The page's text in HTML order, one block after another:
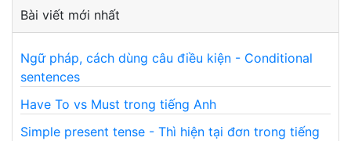
Bài viết mới nhất
Ngữ pháp, cách dùng câu điều kiện - Conditional
sentences
Have To vs Must trong tiếng Anh
Simple present tense - Thì hiện tại đơn trong tiếng